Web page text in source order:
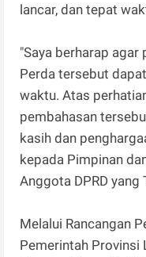
lancar, dan tepat
"Saya berharap agar
Perda tersebut
waktu. Atas
pembahasan
kasih dan
kepada Pimpinan
Anggota DPRD yang
Melalui Rancangan
Pemerintah Provinsi